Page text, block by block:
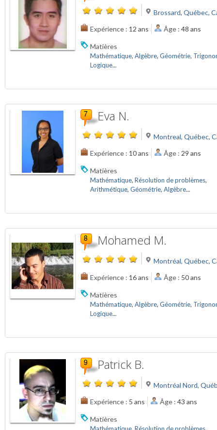
Brossard, Québec,
Expérience : 12 ans Âge : 48 ans
Matières
Mathématique, Algèbre, Géométrie,
Logique...
Eva N.
Montreal, Québec,
Expérience : 10 ans Âge : 29 ans
Matières
Mathématique, Résolution de problèmes,
Arithmétique, Géométrie, Algèbre...
Mohamed M.
Montréal, Québec,
Expérience : 16 ans Âge : 50 ans
Matières
Mathématique, Algèbre, Géométrie,
Logique...
Patrick B.
Montréal Nord,
Expérience : 5 ans Âge : 43 ans
Matières